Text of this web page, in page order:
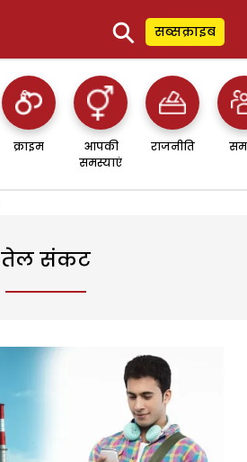
⚲ सब्सक्राइब
क्राइम
आपकी
समस्याएं
राजनीति
तेल संकट